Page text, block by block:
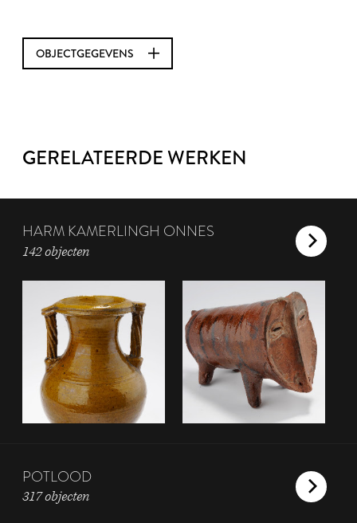
OBJECTGEGEVENS
GERELATEERDE WERKEN
HARM KAMERLINGH ONNES
142 objecten
POTLOOD
317 objecten